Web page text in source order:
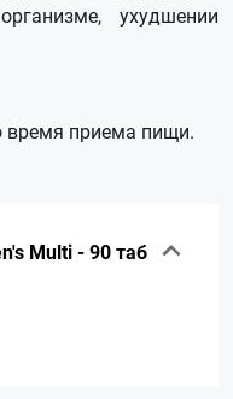
ухудшении
время приема пищи.
Multi - 90 таб